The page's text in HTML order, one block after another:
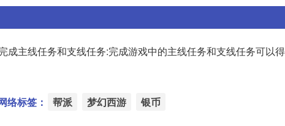
成主线任务和支线任务:完成游戏中的主线任务和支线任务可以
络标签： 帮派 梦幻西游 银币